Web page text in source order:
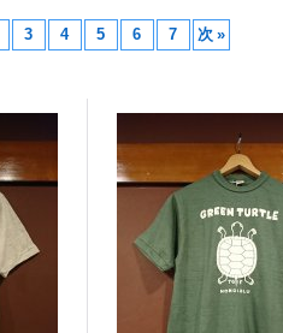
3 4 5 6 7 次 »